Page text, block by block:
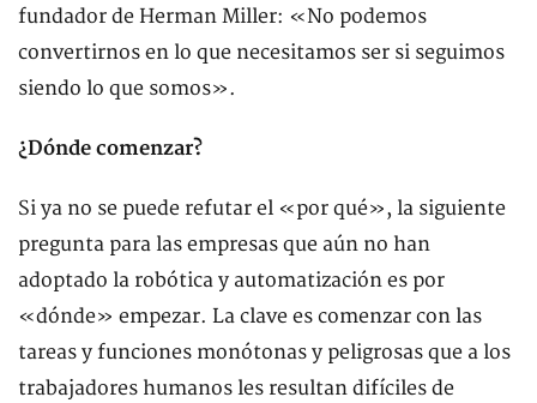
fundador de Herman Miller: «No podemos
convertirnos en lo que necesitamos ser si seguimos
siendo lo que somos».
¿Dónde comenzar?
Si ya no se puede refutar el «por qué», la siguiente
pregunta para las empresas que aún no han
adoptado la robótica y automatización es por
«dónde» empezar. La clave es comenzar con las
tareas y funciones monótonas y peligrosas que a los
trabajadores humanos les resultan difíciles de